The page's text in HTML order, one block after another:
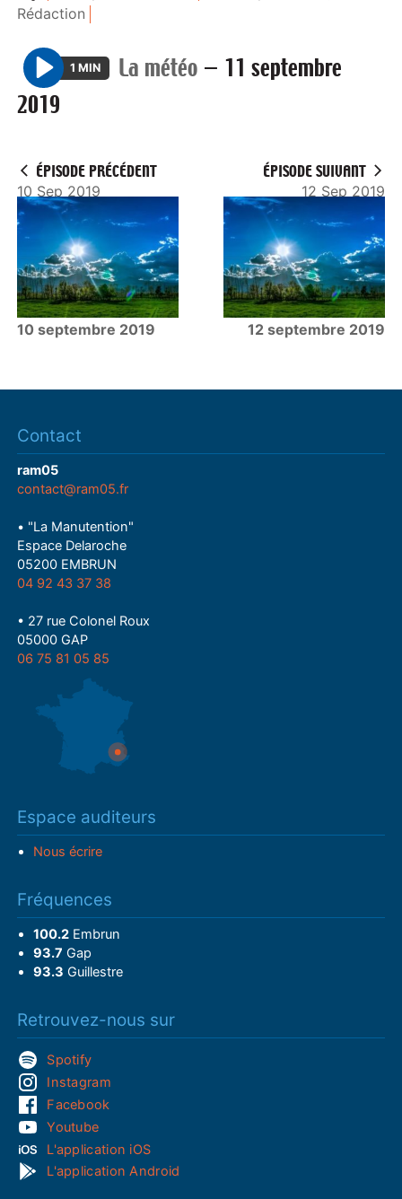
Rédaction
P
l
1 MIN La météo — 11 septembre
2019
ÉPISODE PRÉCÉDENT
10 Sep 2019
10 septembre 2019
ÉPISODE SUIVANT
12 Sep 2019
12 septembre 2019
Contact
ram05
contact@ram05.fr
• "La Manutention"
Espace Delaroche
05200 EMBRUN
04 92 43 37 38
• 27 rue Colonel Roux
05000 GAP
06 75 81 05 85
Espace auditeurs
Nous écrire
Fréquences
100.2Embrun
93.7 Gap
93.3 Guillestre
Retrouvez-nous sur
Spotify
Instagram
Facebook
Youtube
L'application iOS
L'application Android